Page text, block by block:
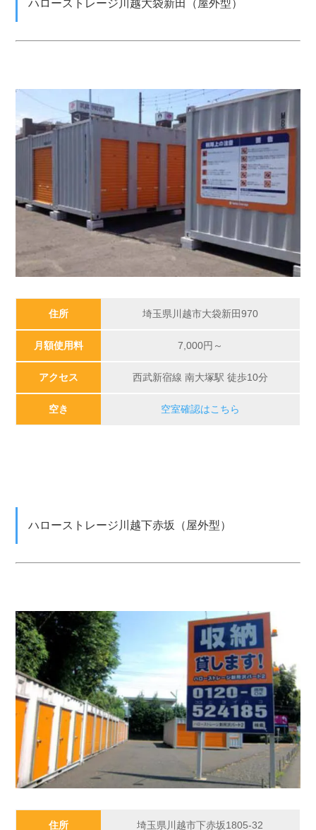
ハローストレージ川越大袋新田（屋外型）
住所 埼玉県川越市大袋新田970
月額使用料 7,000円～
アクセス 西武新宿線 南大塚駅 徒歩10分
空き 空室確認はこちら
ハローストレージ川越下赤坂（屋外型）
住所 埼玉県川越市下赤坂1805-32